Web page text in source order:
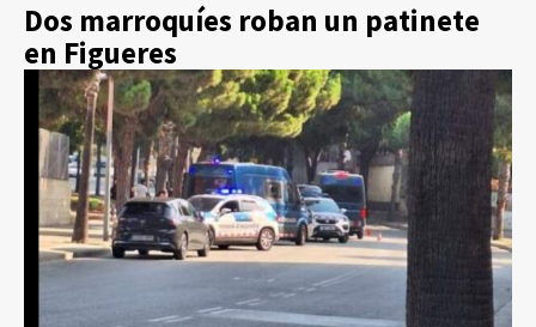
Dos marroquíes roban un patinete
en Figueres